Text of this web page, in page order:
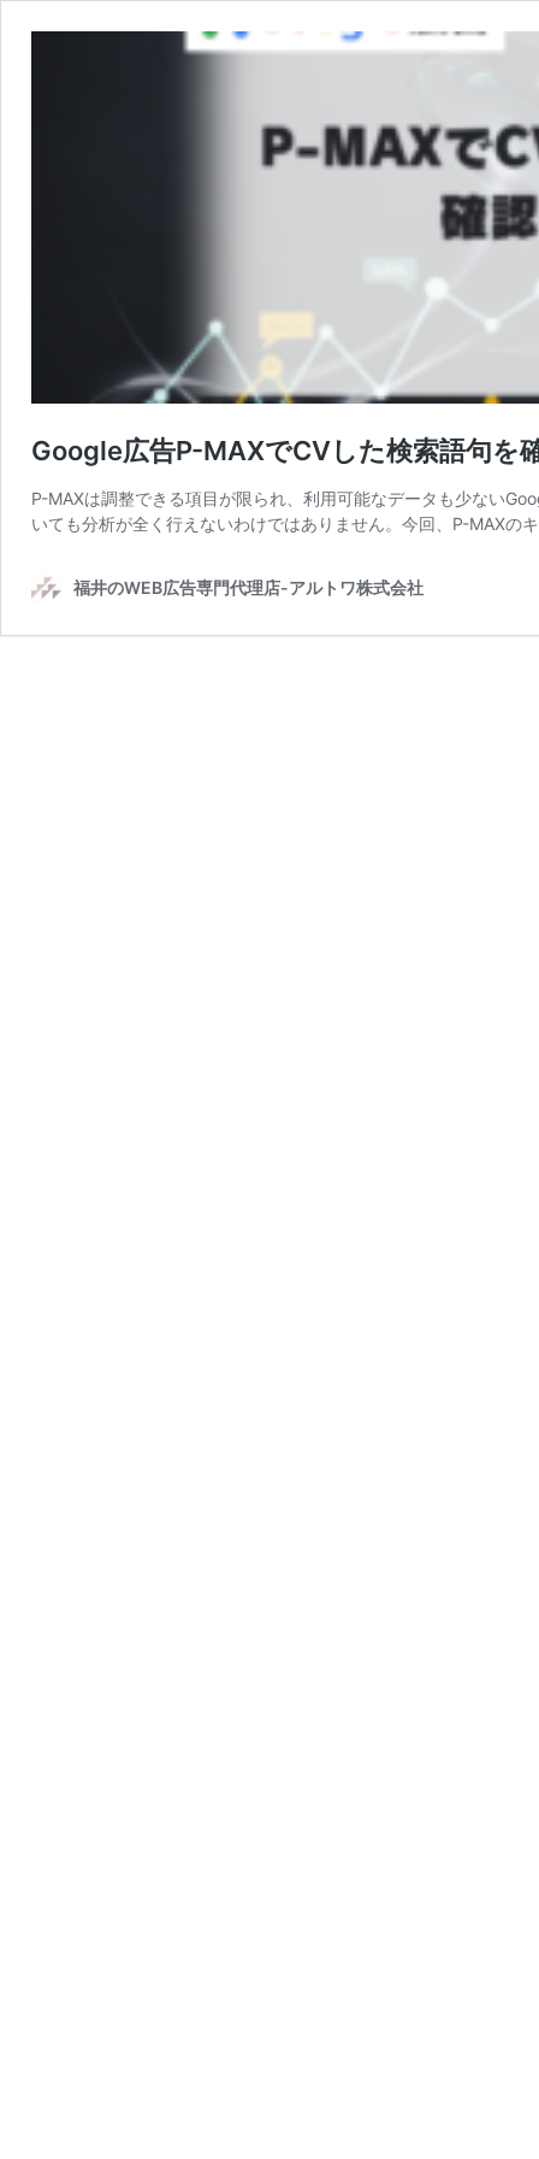
Google広告P-MAXでCVした検索語句を
P-MAXは調整できる項目が限られ、利用可能なデータも少ない
いても分析が全く行えないわけではありません。今回、P-MAXの
福井のWEB広告専門代理店-アルトワ株式会社